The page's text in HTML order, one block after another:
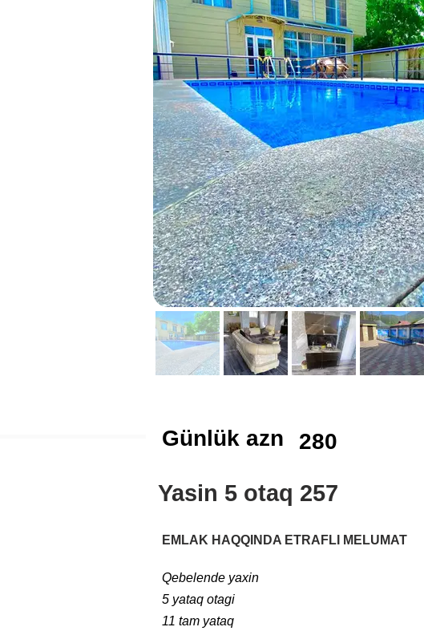
Günlük azn 280
Yasin 5 otaq 257
EMLAK HAQQINDA ETRAFLI MELUMAT
Qebelende yaxin
5 yataq otagi
11 tam yataq